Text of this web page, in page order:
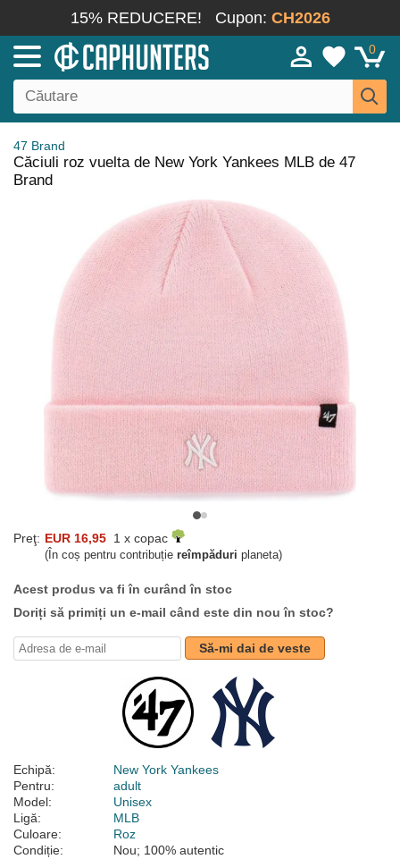
15% REDUCERE! Cupon: CH2026
0
47 Brand
Căciuli roz vuelta de New York Yankees MLB de 47
Brand
Preţ: EUR 16,95 1 x copac
(În coș pentru contribuție reîmpăduri planeta)
Acest produs va fi în curând în stoc
Doriți să primiți un e-mail când este din nou în stoc?
Să-mi dai de veste
Echipă:
New York Yankees
Pentru:
adult
Model:
Unisex
Ligă:
MLB
Culoare:
Roz
Condiție:
Nou; 100% autentic